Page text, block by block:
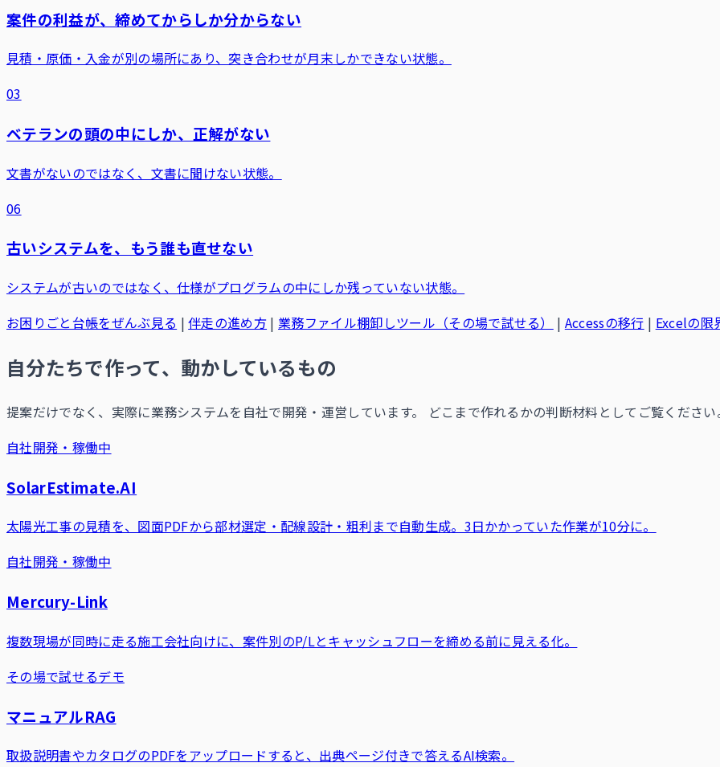
案件の利益が、締めてからしか分からない
見積・原価・入金が別の場所にあり、突き合わせが月末しかできない状態。
03
ベテランの頭の中にしか、正解がない
文書がないのではなく、文書に聞けない状態。
06
古いシステムを、もう誰も直せない
システムが古いのではなく、仕様がプログラムの中にしか残っていない状態。
お困りごと台帳をぜんぶ見る | 伴走の進め方 | 業務ファイル棚卸しツール（その場で試せる） | Accessの移行 | Excelの限
自分たちで作って、動かしているもの
提案だけでなく、実際に業務システムを自社で開発・運営しています。 どこまで作れるかの判断材料としてご覧ください
自社開発・稼働中
SolarEstimate.AI
太陽光工事の見積を、図面PDFから部材選定・配線設計・粗利まで自動生成。3日かかっていた作業が10分に。
自社開発・稼働中
Mercury-Link
複数現場が同時に走る施工会社向けに、案件別のP/Lとキャッシュフローを締める前に見える化。
その場で試せるデモ
マニュアルRAG
取扱説明書やカタログのPDFをアップロードすると、出典ページ付きで答えるAI検索。